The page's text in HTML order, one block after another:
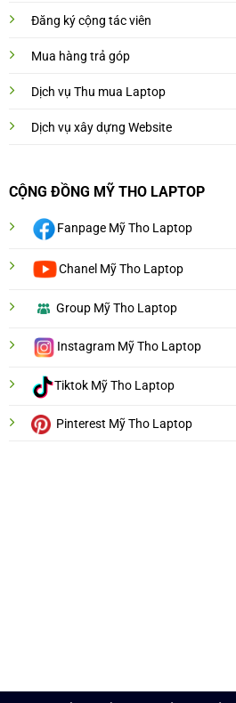
Đăng ký cộng tác viên
Mua hàng trả góp
Dịch vụ Thu mua Laptop
Dịch vụ xây dựng Website
CỘNG ĐỒNG MỸ THO LAPTOP
Fanpage Mỹ Tho Laptop
Chanel Mỹ Tho Laptop
Group Mỹ Tho Laptop
Instagram Mỹ Tho Laptop
Tiktok Mỹ Tho Laptop
Pinterest Mỹ Tho Laptop